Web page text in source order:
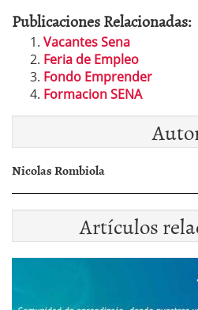
Publicaciones Relacionadas:
Vacantes Sena
Feria de Empleo
Fondo Emprender
Formacion SENA
Nicolas Rombiola
Artículos